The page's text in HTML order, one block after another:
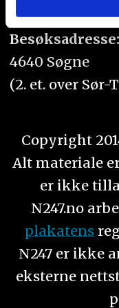
eller som de har
tjenestene deres.
Besøksadresse:
4640 Søgne
(2. et. over Sør-
Copyright
Alt materiale
er ikke
N247.no
plakatens
N247 er ikke
eksterne